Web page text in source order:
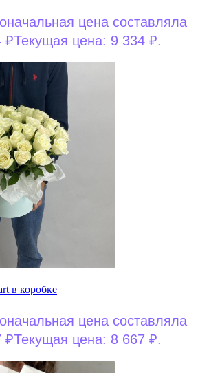
цена составляла
₽Текущая цена: 9 334 ₽.
в коробке
цена составляла
₽Текущая цена: 8 667 ₽.